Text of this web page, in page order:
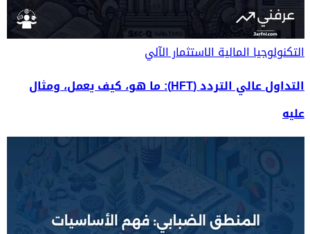
التكنولوجيا الماليةالاستثمار الآلي
التداول عالي التردد (HFT): ما هو، كيف يعمل، ومثال
عليه